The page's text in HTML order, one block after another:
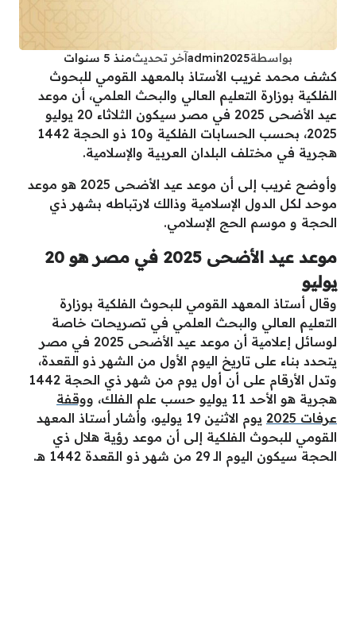
بواسطةadmin2025آخر تحديثمنذ 5 سنوات
كشف محمد غريب الأستاذ بالمعهد القومي للبحوث
الفلكية بوزارة التعليم العالي والبحث العلمي، أن موعد
عيد الأضحى 2025 في مصر سيكون الثلاثاء 20 يوليو
2025، بحسب الحسابات الفلكية و10 ذو الحجة 1442
هـجرية في مختلف البلدان العربية والإسلامية.
وأوضح غريب إلى أن موعد عيد الأضحى 2025 هو موعد
موحد لكل الدول الإسلامية وذالك لارتباطه بشهر ذي
الحجة و موسم الحج الإسلامي.
موعد عيد الأضحى 2025 في مصر هو 20
يوليو
وقال أستاذ المعهد القومي للبحوث الفلكية بوزارة
التعليم العالي والبحث العلمي في تصريحات خاصة
لوسائل إعلامية أن موعد عيد الأضحى 2025 في مصر
يتحدد بناء على تاريخ اليوم الأول من الشهر ذو القعدة،
وتدل الأرقام على أن أول يوم من شهر ذي الحجة 1442
هجرية هو الأحد 11 يوليو حسب علم الفلك، و
وقفة
عرفات 2025
يوم الاثنين 19 يوليو، وأشار أستاذ المعهد
القومي للبحوث الفلكية إلى أن موعد رؤية هلال ذي
الحجة سيكون اليوم الـ 29 من شهر ذو القعدة 1442 هـ.